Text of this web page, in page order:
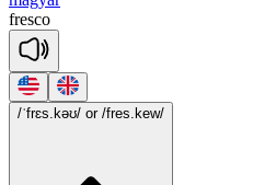
fresco
/ˈfrɛs.kəʊ/ or /fres.kew/